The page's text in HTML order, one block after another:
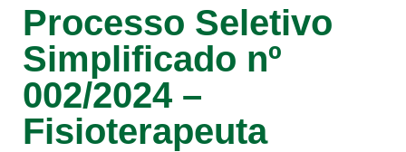
Processo Seletivo
Simplificado nº
002/2024 –
Fisioterapeuta